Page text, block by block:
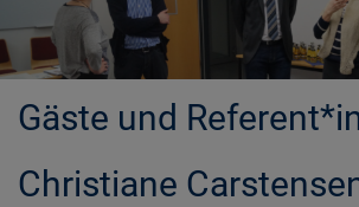
Gäste und
Christiane